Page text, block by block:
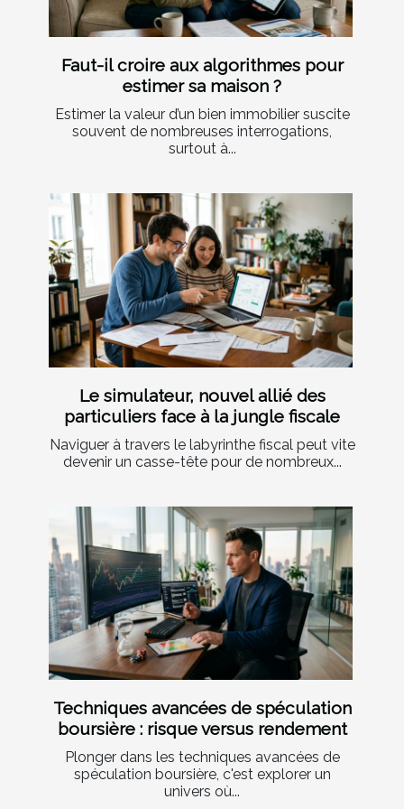
Faut-il croire aux algorithmes pour
estimer sa maison ?
Estimer la valeur d’un bien immobilier suscite
souvent de nombreuses interrogations,
surtout à...
Le simulateur, nouvel allié des
particuliers face à la jungle fiscale
Naviguer à travers le labyrinthe fiscal peut vite
devenir un casse-tête pour de nombreux...
Techniques avancées de spéculation
boursière : risque versus rendement
Plonger dans les techniques avancées de
spéculation boursière, c'est explorer un
univers où...